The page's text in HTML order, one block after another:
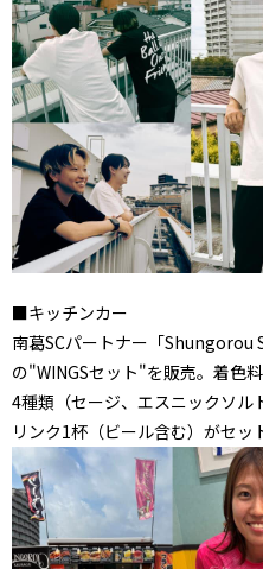
■キッチンカー
南葛SCパートナー「Shungorou
の"WINGSセット"を販売。着色
4種類（セージ、エスニックソル
リンク1杯（ビール含む）がセッ